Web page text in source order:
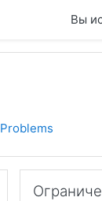
Вы
Problems